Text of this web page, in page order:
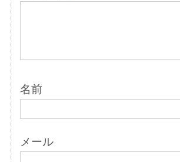
名前
メール